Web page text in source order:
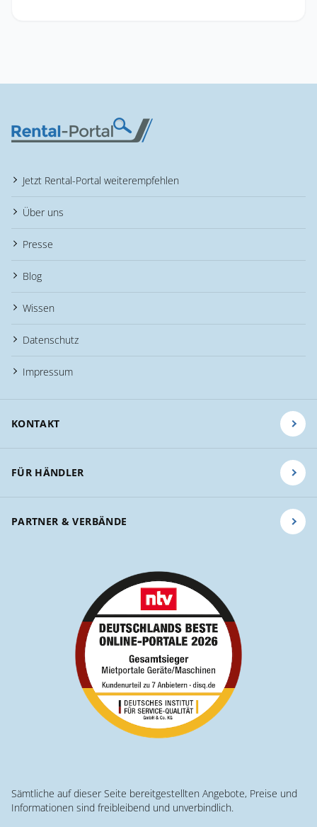
Jetzt Rental-Portal weiterempfehlen
Über uns
Presse
Blog
Wissen
Datenschutz
Impressum
KONTAKT
FÜR HÄNDLER
PARTNER & VERBÄNDE
Sämtliche auf dieser Seite bereitgestellten Angebote, Preise und
Informationen sind freibleibend und unverbindlich.